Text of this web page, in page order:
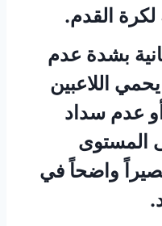
القدم.
بشدة عدم
اللاعبين
عدم سداد
المستوى
واضحاً في